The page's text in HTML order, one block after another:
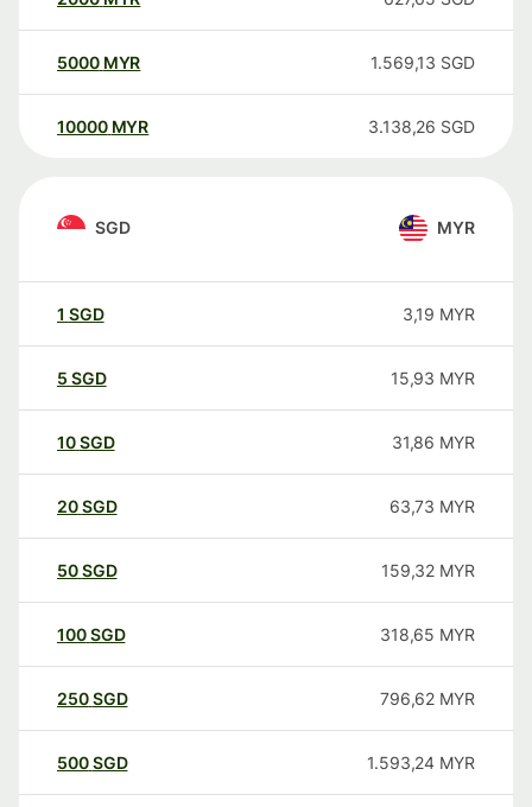
5000 MYR 1.569,13 SGD
10000 MYR 3.138,26 SGD
SGD MYR
1 SGD 3,19 MYR
5 SGD 15,93 MYR
10SGD 31,86 MYR
20SGD 63,73 MYR
50SGD 159,32 MYR
100SGD 318,65 MYR
250SGD 796,62 MYR
500SGD 1.593,24 MYR